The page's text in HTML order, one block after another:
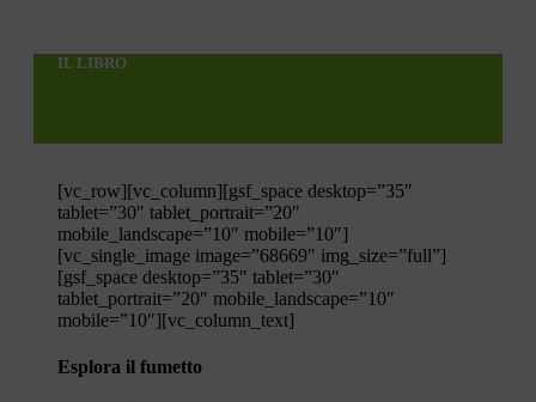
IL LIBRO
[vc_row][vc_column][gsf_space desktop=”35″
tablet=”30″ tablet_portrait=”20″
mobile_landscape=”10″ mobile=”10″]
[vc_single_image image=”68669″ img_size=”full”]
[gsf_space desktop=”35″ tablet=”30″
tablet_portrait=”20″ mobile_landscape=”10″
mobile=”10″][vc_column_text]
Esplora il fumetto